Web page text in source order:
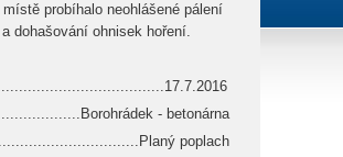
probíhalo neohlášené pálení
dohašování ohnisek hoření.
- betonárna
poplach